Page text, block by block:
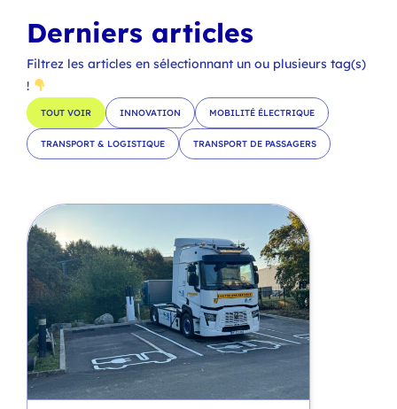
Derniers articles
Filtrez les articles en sélectionnant un ou plusieurs tag(s)
!
INNOVATION MOBILITÉ ÉLECTRIQUE
TRANSPORT & LOGISTIQUE TRANSPORT DE PASSAGERS
TOUT VOIR